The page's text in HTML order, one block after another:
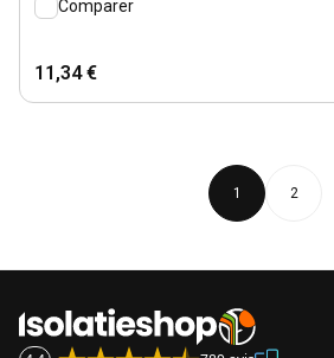
Comparer
11,34 €
1 2